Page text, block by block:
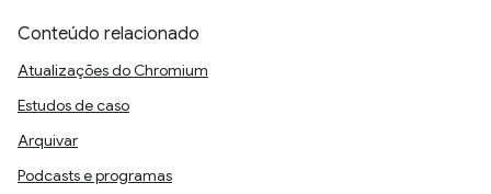
Conteúdo relacionado
Atualizações do Chromium
Estudos de caso
Arquivar
Podcasts e programas